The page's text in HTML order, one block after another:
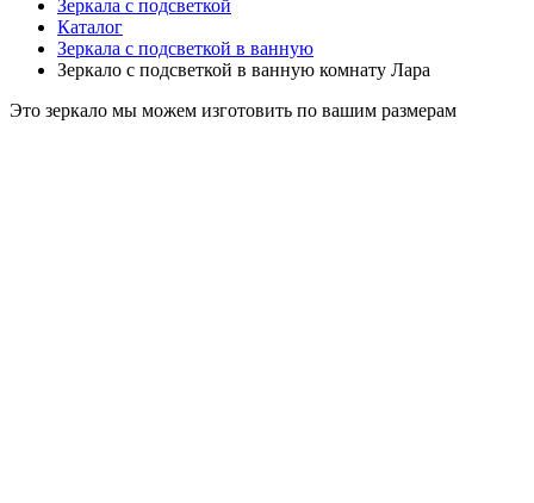
Зеркала с подсветкой
Каталог
Зеркала с подсветкой в ванную
Зеркало с подсветкой в ванную комнату Лара
Это зеркало мы можем изготовить по вашим размерам